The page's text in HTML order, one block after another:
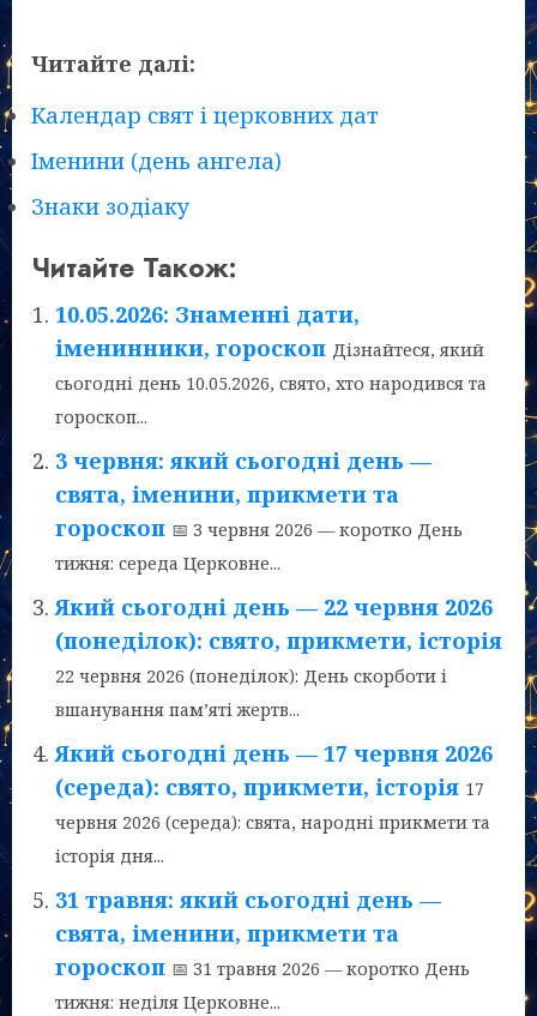
Читайте далі:
Календар свят і церковних дат
Іменини (день ангела)
Знаки зодіаку
Читайте Також:
10.05.2026: Знаменні дати,
іменинники, гороскоп Дізнайтеся, який
сьогодні день 10.05.2026, свято, хто народився та
гороскоп...
3 червня: який сьогодні день —
свята, іменини, прикмети та
гороскоп 📅 3 червня 2026 — коротко День
тижня: середа Церковне...
Який сьогодні день — 22 червня 2026
(понеділок): свято, прикмети, історія
22 червня 2026 (понеділок): День скорботи і
вшанування пам’яті жертв...
Який сьогодні день — 17 червня 2026
(середа): свято, прикмети, історія 17
червня 2026 (середа): свята, народні прикмети та
історія дня...
31 травня: який сьогодні день —
свята, іменини, прикмети та
гороскоп 📅 31 травня 2026 — коротко День
тижня: неділя Церковне...